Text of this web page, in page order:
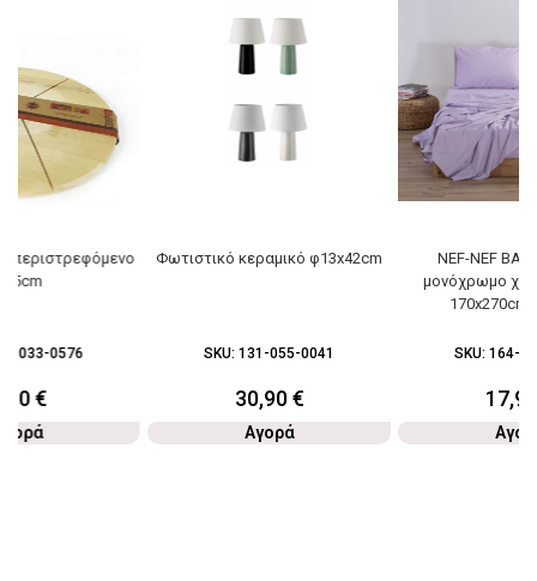
περιστρεφόμενο
033-0576
€
Φωτιστικό κεραμικό φ13x42cm
SKU: 131-055-0041
30,90€
Αγορά
NEF-NEF
μονόχρωμο
170x270cm
SKU: 164-